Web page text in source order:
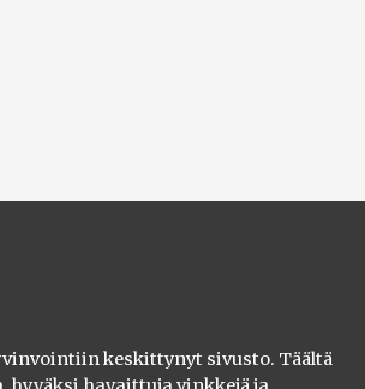
keskittynyt sivusto. Täältä